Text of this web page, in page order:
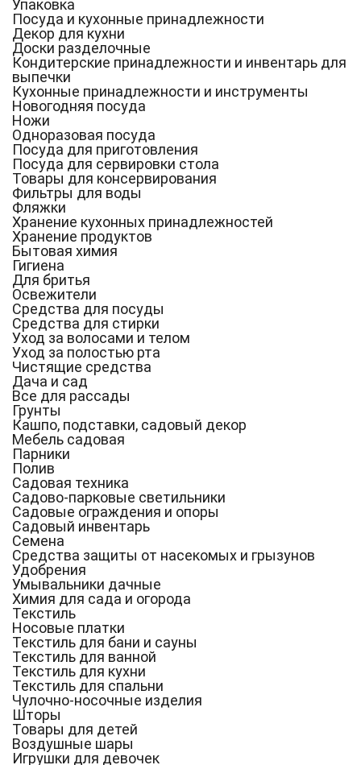
Упаковка
Посуда и кухонные принадлежности
Декор для кухни
Доски разделочные
Кондитерские принадлежности и инвентарь для
выпечки
Кухонные принадлежности и инструменты
Новогодняя посуда
Ножи
Одноразовая посуда
Посуда для приготовления
Посуда для сервировки стола
Товары для консервирования
Фильтры для воды
Фляжки
Хранение кухонных принадлежностей
Хранение продуктов
Бытовая химия
Гигиена
Для бритья
Освежители
Средства для посуды
Средства для стирки
Уход за волосами и телом
Уход за полостью рта
Чистящие средства
Дача и сад
Все для рассады
Грунты
Кашпо, подставки, садовый декор
Мебель садовая
Парники
Полив
Садовая техника
Садово-парковые светильники
Садовые ограждения и опоры
Садовый инвентарь
Семена
Средства защиты от насекомых и грызунов
Удобрения
Умывальники дачные
Химия для сада и огорода
Текстиль
Носовые платки
Текстиль для бани и сауны
Текстиль для ванной
Текстиль для кухни
Текстиль для спальни
Чулочно-носочные изделия
Шторы
Товары для детей
Воздушные шары
Игрушки для девочек